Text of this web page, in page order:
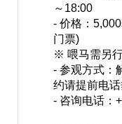
～18:00
- 价格：
门票)
※ 喂马需另
- 参观方式：
约请提前电话
- 咨询电话：